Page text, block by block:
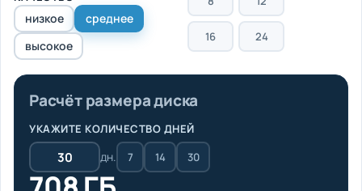
низкое
среднее
высокое
Расчёт размера диска
7 14 30
708 ГБ